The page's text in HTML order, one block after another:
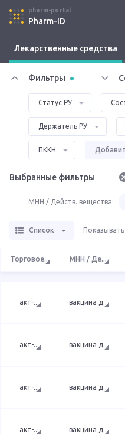
pharm-portal
Pharm-ID
Лекарственные средства
Фильтры
Статус РУ
Держатель РУ
ПККН
Выбранные фильтры
МНН / Действ. вещества:
Список
Торговое... МНН / Де...
акт-... вакцина д...
акт-... вакцина д...
акт-... вакцина д...
акт-... вакцина д...